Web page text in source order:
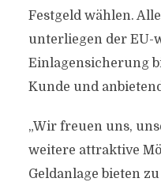
Festgeld wählen.
unterliegen der
Einlagensicherung
Kunde und
„Wir freuen uns,
weitere attraktive
Geldanlage bieten